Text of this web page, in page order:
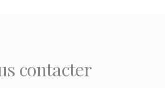
contacter